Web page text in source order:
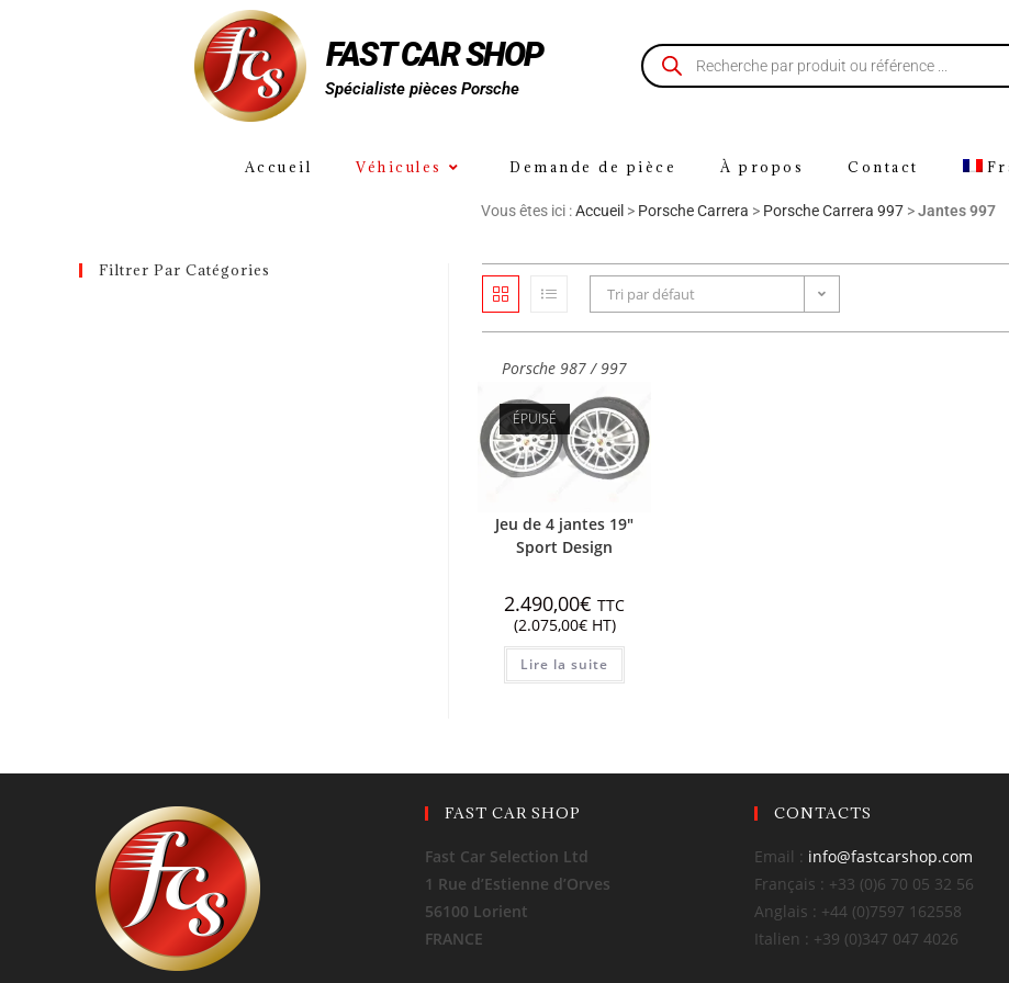
FAST CAR SHOP
Spécialiste pièces Porsche
Accueil Véhicules Demande de pièce À propos Contact
Vous êtes ici :Accueil > Porsche Carrera > Porsche Carrera 997>Jantes 997
Tri par défaut
Porsche 987 / 997
ÉPUISÉ
Jeu de 4 jantes 19″
Sport Design
2.490,00€ TTC
(2.075,00€HT)
Lire la suite
Filtrer Par Catégories
FAST CAR SHOP
Fast Car Selection Ltd
1 Rue d’Estienne d’Orves
56100 Lorient
FRANCE
CONTACTS
Email : info@fastcarshop.com
Français : +33 (0)6 70 05 32 56
Anglais : +44 (0)7597 162558
Italien : +39 (0)347 047 4026